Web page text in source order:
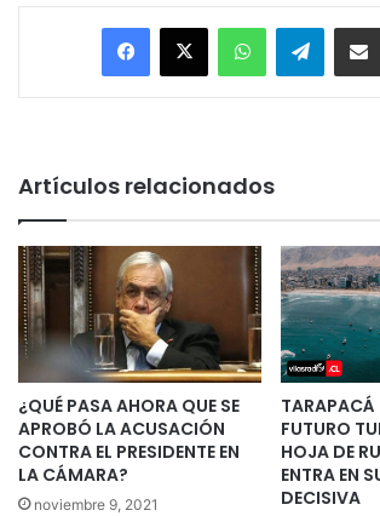
Facebook
X WhatsApp
Artículos relacionados
¿QUÉ PASA AHORA QUE SE
APROBÓ LA ACUSACIÓN
CONTRA EL PRESIDENTE EN
LA CÁMARA?
noviembre 9, 2021
TARAPACÁ
FUTURO
HOJA DE
ENTRA EN
DECISIVA